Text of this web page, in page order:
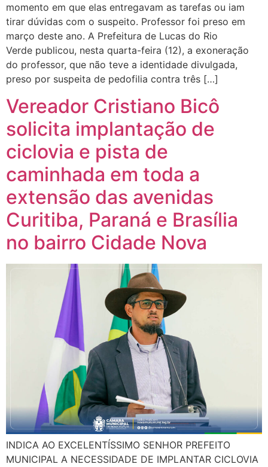
momento em que elas entregavam as tarefas ou iam
tirar dúvidas com o suspeito. Professor foi preso em
março deste ano. A Prefeitura de Lucas do Rio
Verde publicou, nesta quarta-feira (12), a exoneração
do professor, que não teve a identidade divulgada,
preso por suspeita de pedofilia contra três […]
Vereador Cristiano Bicô
solicita implantação de
ciclovia e pista de
caminhada em toda a
extensão das avenidas
Curitiba, Paraná e Brasília
no bairro Cidade Nova
INDICA AO EXCELENTÍSSIMO SENHOR PREFEITO
MUNICIPAL A NECESSIDADE DE IMPLANTAR CICLOVIA